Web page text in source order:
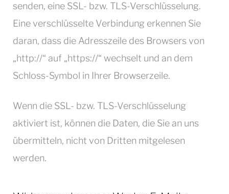
senden, eine SSL- bzw. TLS-Verschlüsselung.
Eine verschlüsselte Verbindung erkennen Sie
daran, dass die Adresszeile des Browsers von
„http://“ auf „https://“ wechselt und an dem
Schloss-Symbol in Ihrer Browserzeile.
Wenn die SSL- bzw. TLS-Verschlüsselung
aktiviert ist, können die Daten, die Sie an uns
übermitteln, nicht von Dritten mitgelesen
werden.